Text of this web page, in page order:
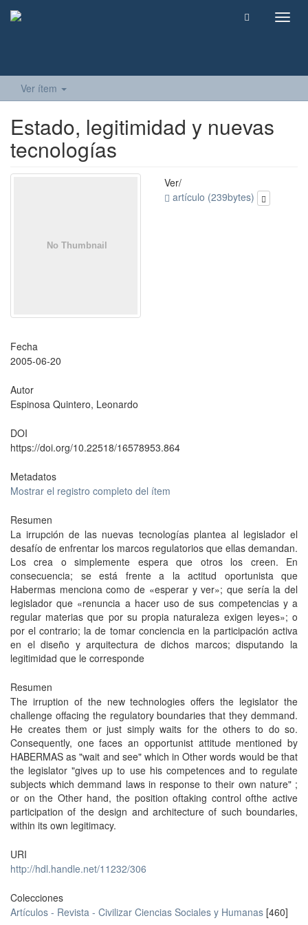
Ver ítem
Estado, legitimidad y nuevas
tecnologías
Ver/
artículo (239bytes)
Fecha
2005-06-20
Autor
Espinosa Quintero, Leonardo
DOI
https://doi.org/10.22518/16578953.864
Metadatos
Mostrar el registro completo del ítem
Resumen
La irrupción de las nuevas tecnologías plantea al legislador el
desafío de enfrentar los marcos regulatorios que ellas demandan.
Los crea o simplemente espera que otros los creen. En
consecuencia; se está frente a la actitud oportunista que
Habermas menciona como de «esperar y ver»; que sería la del
legislador que «renuncia a hacer uso de sus competencias y a
regular materias que por su propia naturaleza exigen leyes»; o
por el contrario; la de tomar conciencia en la participación activa
en el diseño y arquitectura de dichos marcos; disputando la
legitimidad que le corresponde
Resumen
The irruption of the new technologies offers the legislator the
challenge offacing the regulatory boundaries that they demmand.
He creates them or just simply waits for the others to do so.
Consequently, one faces an opportunist attitude mentioned by
HABERMAS as "wait and see" which in Other words would be that
the legislator "gives up to use his competences and to regulate
subjects which demmand laws in response to their own nature" ;
or on the Other hand, the position oftaking control ofthe active
participation of the design and architecture of such boundaries,
within its own legitimacy.
URI
http://hdl.handle.net/11232/306
Colecciones
Artículos - Revista - Civilizar Ciencias Sociales y Humanas [460]